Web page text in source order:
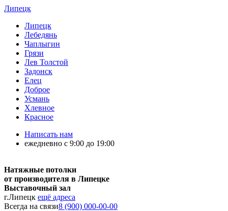
Липецк
Липецк
Лебедянь
Чаплыгин
Грязи
Лев Толстой
Задонск
Елец
Доброе
Усмань
Хлевное
Красное
Написать нам
ежедневно с 9:00 до 19:00
Натяжные потолки
от производителя в Липецке
Выставочный зал
г.Липецк ещё адреса
Всегда на связи8 (900) 000-00-00